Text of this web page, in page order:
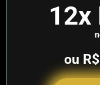
12x
ou